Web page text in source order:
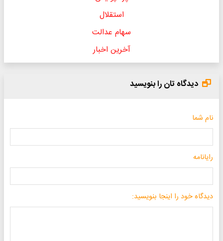
استقلال
سهام عدالت
آخرین اخبار
دیدگاه تان را بنویسید
نام شما
رایانامه
دیدگاه خود را اینجا بنویسید: